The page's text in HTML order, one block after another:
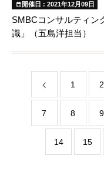
開催日 : 2021年12月09日
SMBCコンサルティン
識」（五島洋担当）
1 2
7 8 9
14 15